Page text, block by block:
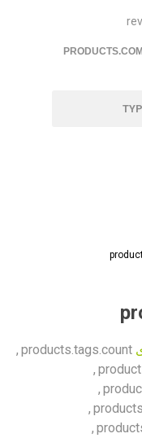
products.tags.count
,
,
,
,
,